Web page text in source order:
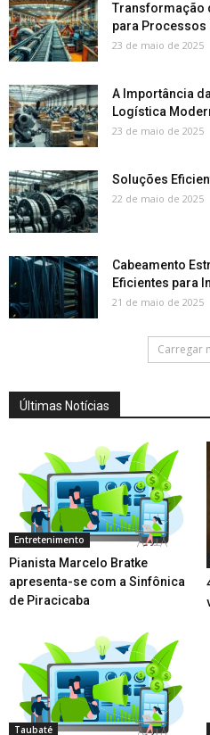
Transformação
para Processos
23 de maio de 2025
A Importância
Logística
23 de maio de 2025
Soluções
22 de maio de 2025
Cabeamento
Eficientes para
21 de maio de 2025
Carregar
Últimas Notícias
Entretenimento
Pianista Marcelo Bratke
apresenta-se com a Sinfônica
de Piracicaba
Taubaté